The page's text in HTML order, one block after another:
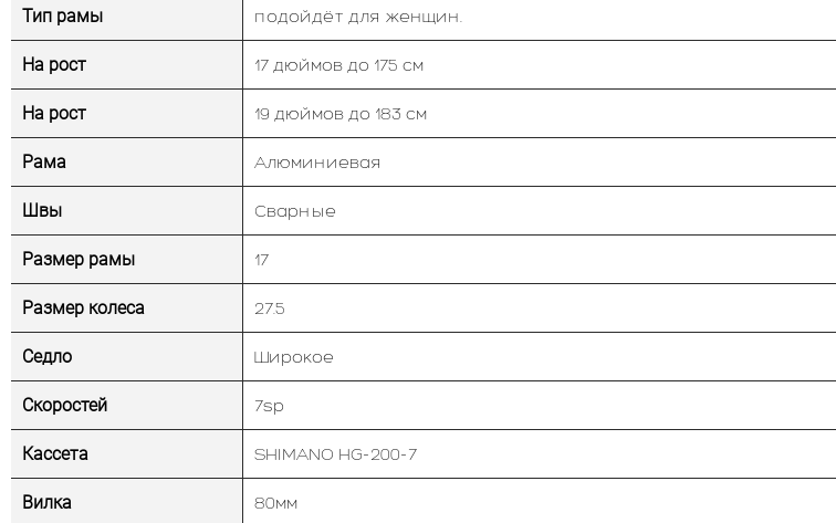
Тип рамы подойдёт для женщин.
На рост 17 дюймов до 175 см
На рост 19 дюймов до 183 см
Рама Алюминиевая
Швы Сварные
Размер рамы 17
Размер колеса 27.5
Седло Широкое
Скоростей 7sp
Кассета SHIMANO HG-200-7
Вилка 80мм